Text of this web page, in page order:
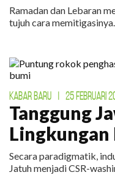
Ramadan dan Lebaran
tujuh cara memitigasinya.
KABAR BARU 25 FEBRUARI
Tanggung
Secara paradigmatik,
Jatuh menjadi CSR-